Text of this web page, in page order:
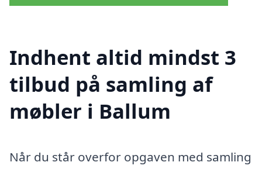
Indhent altid mindst 3
tilbud på samling af
møbler i Ballum
Når du står overfor opgaven med samling